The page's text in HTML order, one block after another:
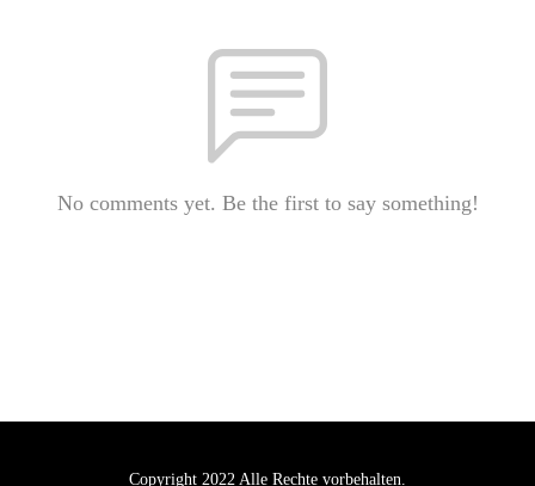
No comments yet. Be the first to say something!
Copyright 2022 Alle Rechte vorbehalten.